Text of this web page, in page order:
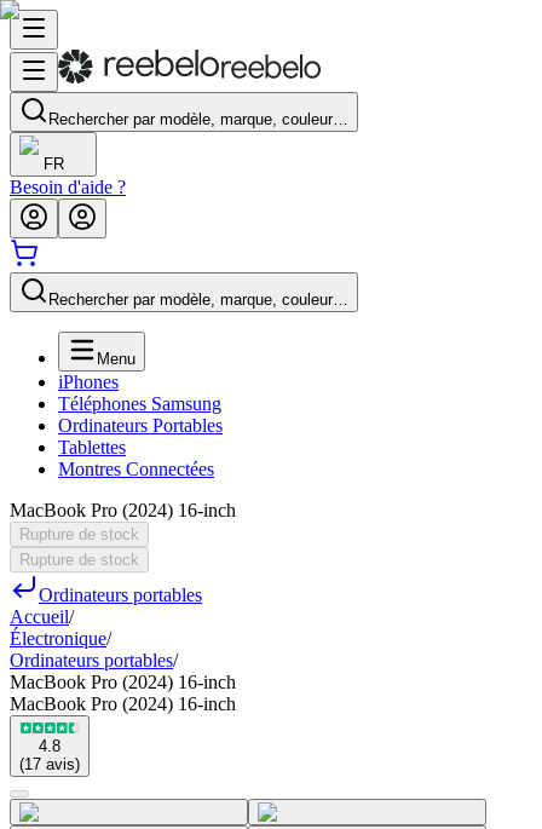
Rechercher par modèle, marque, couleur…
FR
Besoin d'aide ?
Rechercher par modèle, marque, couleur…
Menu
iPhones
Téléphones Samsung
Ordinateurs Portables
Tablettes
Montres Connectées
MacBook Pro (2024) 16-inch
Rupture de stock
Rupture de stock
Ordinateurs portables
Accueil/
Électronique/
Ordinateurs portables/
MacBook Pro (2024) 16-inch
MacBook Pro (2024) 16-inch
4.8
(17 avis)